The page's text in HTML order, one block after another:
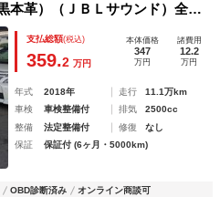
本革）（ＪＢＬサウンド）全方
セーフティセンス／踏み間違
ミラー／ＢＳＭ／ＲＣＴＡ／３
支払総額(税込)
359.2 万円
本体価格
347
万円
諸費用
12.2
万円
年式 2018年 走行
11.1万km
車検
車検整備付 排気
2500cc
整備
法定整備付 修復
なし
保証
保証付 (6ヶ月・5000km)
OBD診断済み
オンライン商談可